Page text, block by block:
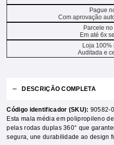
Pague
Com aprovação
Parcele
Em até 6x
Loja 100%
Auditada e
DESCRIÇÃO COMPLETA
Código identificador (SKU): 90582-
Esta mala média em polipropileno
pelas rodas duplas 360° que
segura, une durabilidade ao design